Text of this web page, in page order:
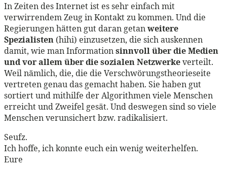
In Zeiten des Internet ist es sehr einfach mit
verwirrendem Zeug in Kontakt zu kommen. Und die
Regierungen hätten gut daran getanweitere
Spezialisten (hihi) einzusetzen, die sich auskennen
damit, wie man Informationsinnvoll über die Medien
und vor allem über die sozialen Netzwerkeverteilt.
Weil nämlich, die, die die Verschwörungstheorieseite
vertreten genau das gemacht haben. Sie haben gut
sortiert und mithilfe der Algorithmen viele Menschen
erreicht und Zweifel gesät. Und deswegen sind so viele
Menschen verunsichert bzw. radikalisiert.
Seufz.
Ich hoffe, ich konnte euch ein wenig weiterhelfen.
Eure